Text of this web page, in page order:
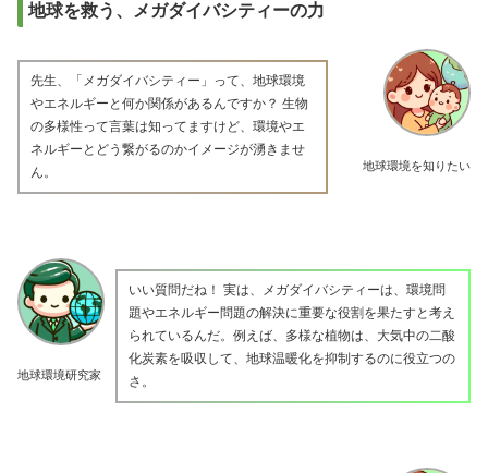
地球を救う、メガダイバシティーの力
地球環境を知りたい
先生、「メガダイバシティー」って、地球環境
やエネルギーと何か関係があるんですか？ 生物
の多様性って言葉は知ってますけど、環境やエ
ネルギーとどう繋がるのかイメージが湧きませ
ん。
地球環境研究家
いい質問だね！ 実は、メガダイバシティーは、環境問
題やエネルギー問題の解決に重要な役割を果たすと考え
られているんだ。例えば、多様な植物は、大気中の二酸
化炭素を吸収して、地球温暖化を抑制するのに役立つの
さ。